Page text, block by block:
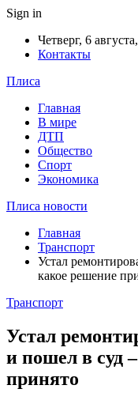
Sign in
Четверг, 6
Контакты
Плиса
Главная
В мире
ДТП
Общество
Спорт
Экономика
Плиса новости
Главная
Транспорт
Устал
какое решение
Транспорт
Устал
и пошел в суд
принято